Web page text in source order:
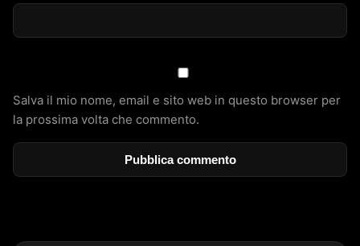
Salva il mio nome, email e sito web in questo browser per
la prossima volta che commento.